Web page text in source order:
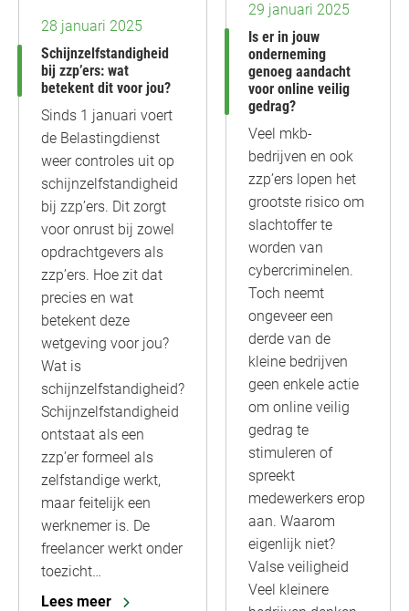
28 januari 2025
Schijnzelfstandigheid
bij zzp’ers: wat
betekent dit voor jou?
Sinds 1 januari voert
de Belastingdienst
weer controles uit op
schijnzelfstandigheid
bij zzp’ers. Dit zorgt
voor onrust bij zowel
opdrachtgevers als
zzp’ers. Hoe zit dat
precies en wat
betekent deze
wetgeving voor jou?
Wat is
schijnzelfstandigheid?
Schijnzelfstandigheid
ontstaat als een
zzp’er formeel als
zelfstandige werkt,
maar feitelijk een
werknemer is. De
freelancer werkt onder
toezicht…
Lees meer
29 januari 2025
Is er in jouw
onderneming
genoeg aandacht
voor online veilig
gedrag?
Veel mkb-
bedrijven en ook
zzp’ers lopen het
grootste risico om
slachtoffer te
worden van
cybercriminelen.
Toch neemt
ongeveer een
derde van de
kleine bedrijven
geen enkele actie
om online veilig
gedrag te
stimuleren of
spreekt
medewerkers erop
aan. Waarom
eigenlijk niet?
Valse veiligheid
Veel kleinere